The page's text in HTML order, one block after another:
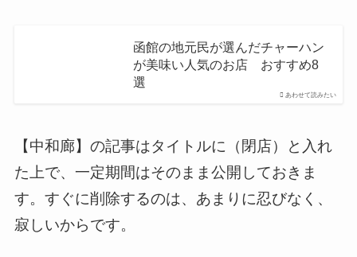
あわせて読みたい
函館の地元民が選んだチャーハン
が美味い人気のお店 おすすめ8
選
【中和廊】の記事はタイトルに（閉店）と入れ
た上で、一定期間はそのまま公開しておきま
す。すぐに削除するのは、あまりに忍びなく、
寂しいからです。